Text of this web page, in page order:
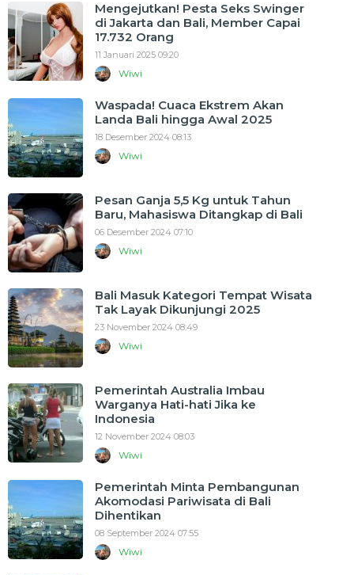
Mengejutkan! Pesta Seks Swinger
di Jakarta dan Bali, Member Capai
17.732 Orang
11 Januari 2025 09:20
Wiwi
Waspada! Cuaca Ekstrem Akan
Landa Bali hingga Awal 2025
18 Desember 2024 08:13
Wiwi
Pesan Ganja 5,5 Kg untuk Tahun
Baru, Mahasiswa Ditangkap di Bali
06 Desember 2024 07:10
Wiwi
Bali Masuk Kategori Tempat Wisata
Tak Layak Dikunjungi 2025
23 November 2024 08:49
Wiwi
Pemerintah Australia Imbau
Warganya Hati-hati Jika ke
Indonesia
12 November 2024 08:03
Wiwi
Pemerintah Minta Pembangunan
Akomodasi Pariwisata di Bali
Dihentikan
08 September 2024 07:55
Wiwi